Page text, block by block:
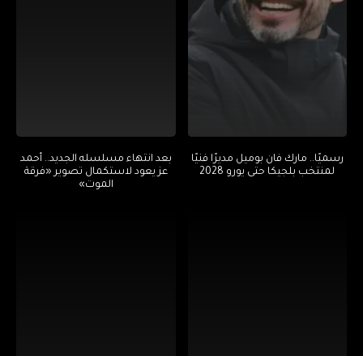
رسميًا.. مارك فان بوميل مديرًا فنيًا
لمنتخب بلجيكا حتى يورو 2028
بعد انتهاء مسلسله الجديد.. أحمد
عز يعود لاستكمال تصوير «فرقة
الموت»